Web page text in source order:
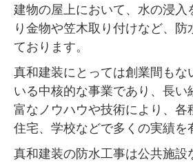
建物の屋上において、水の浸入
り金物や笠木取り付けなど、防
ております。
真和建装にとっては創業間もな
いる中核的な事業であり、長い
富なノウハウや技術により、各
住宅、学校などで多くの実績を
真和建装の防水工事は公共施設